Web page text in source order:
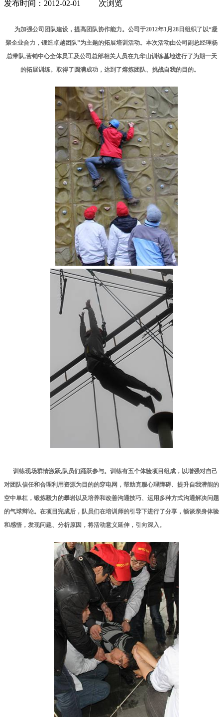
发布时间：2012-02-01 次浏览
为加强公司团队建设，提高团队协作能力。公司于2012年1 月28日组织了以“凝
聚企业合力，锻造卓越团队”为主题的拓展培训活动。本次活动由公司副总经理杨
总带队,营销中心全体员工及公司总部相关人员在九华山训练基地进行了为期一天
的拓展训练。取得了圆满成功，达到了熔炼团队、挑战自我的目的。
训练现场群情激跃,队员们踊跃参与。训练有五个体验项目组成，以增强对自己
对团队信任和合理利用资源为目的的穿电网，帮助克服心理障碍、提升自我潜能的
空中单杠，锻炼毅力的攀岩以及培养和改善沟通技巧、运用多种方式沟通解决问题
的气球辩论。在项目完成后，队员们在培训师的引导下进行了分享，畅谈亲身体验
和感悟，发现问题、分析原因，将活动意义延伸，引向深入。